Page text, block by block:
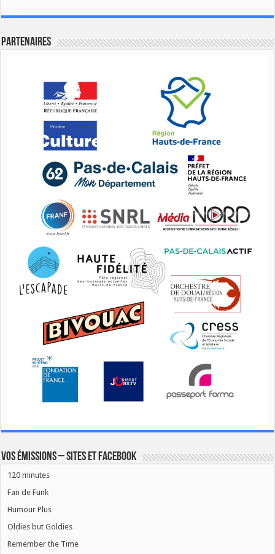
Partenaires
Vos émissions – Sites et Facebook
120 minutes
Fan de Funk
Humour Plus
Oldies but Goldies
Remember the Time